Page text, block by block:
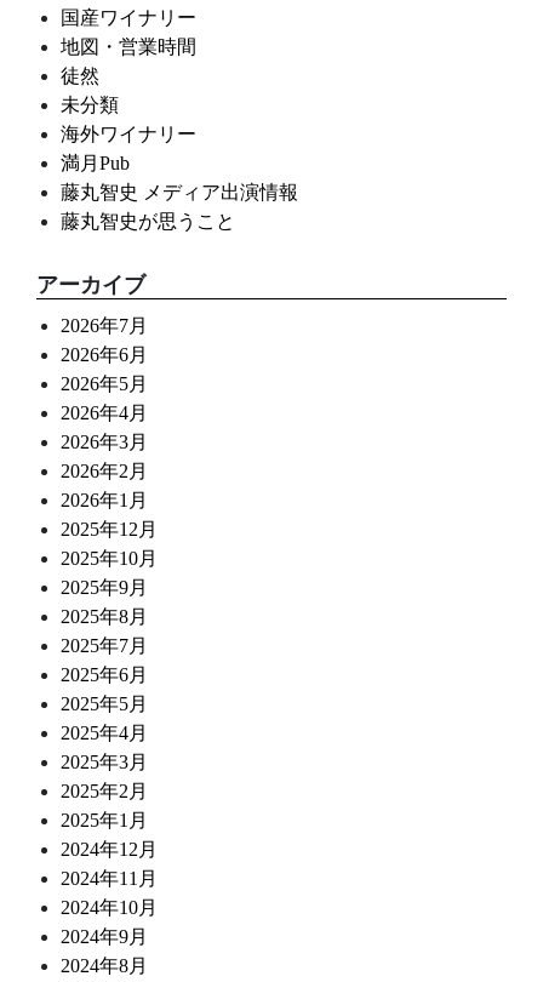
国産ワイナリー
地図・営業時間
徒然
未分類
海外ワイナリー
満月Pub
藤丸智史 メディア出演情報
藤丸智史が思うこと
アーカイブ
2026年7月
2026年6月
2026年5月
2026年4月
2026年3月
2026年2月
2026年1月
2025年12月
2025年10月
2025年9月
2025年8月
2025年7月
2025年6月
2025年5月
2025年4月
2025年3月
2025年2月
2025年1月
2024年12月
2024年11月
2024年10月
2024年9月
2024年8月